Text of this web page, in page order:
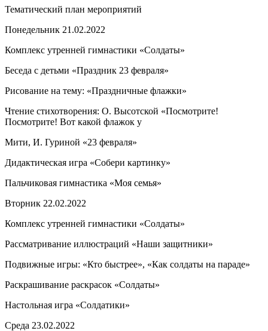
Тематический план мероприятий
Понедельник 21.02.2022
Комплекс утренней гимнастики «Солдаты»
Беседа с детьми «Праздник 23 февраля»
Рисование на тему: «Праздничные флажки»
Чтение стихотворения: О. Высотской «Посмотрите!
Посмотрите! Вот какой флажок у
Мити, И. Гуриной «23 февраля»
Дидактическая игра «Собери картинку»
Пальчиковая гимнастика «Моя семья»
Вторник 22.02.2022
Комплекс утренней гимнастики «Солдаты»
Рассматривание иллюстраций «Наши защитники»
Подвижные игры: «Кто быстрее», «Как солдаты на параде»
Раскрашивание раскрасок «Солдаты»
Настольная игра «Солдатики»
Среда 23.02.2022